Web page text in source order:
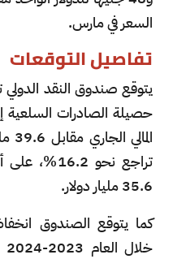
السعر في مارس.
تفاصيل التوقعات
يتوقع صندوق النقد الدولي
تراجع نحو
35.6 مليار دولار.
كما يتوقع الصندوق